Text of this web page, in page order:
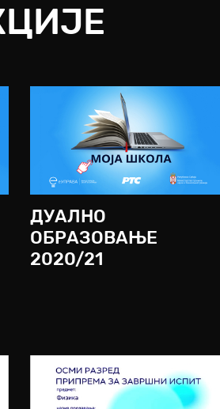
ДУАЛНО
ОБРАЗОВАЊЕ
2020/21